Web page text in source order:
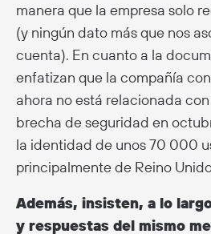
manera que la empresa solo
(y ningún dato más que nos
cuenta). En cuanto a la
enfatizan que la compañía
ahora no está relacionada
brecha de seguridad en
la identidad de unos 70 000
principalmente de Reino
Además, insisten, a lo
y respuestas del mismo